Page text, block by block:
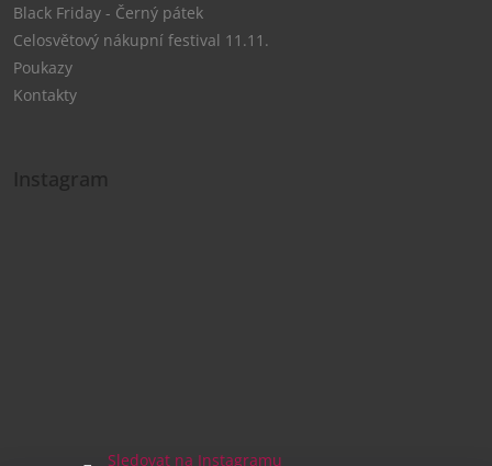
Black Friday - Černý pátek
Celosvětový nákupní festival 11.11.
Poukazy
Kontakty
Instagram
Sledovat na Instagramu